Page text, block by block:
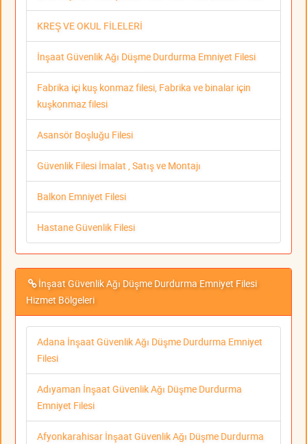
KREŞ VE OKUL FİLELERİ
İnşaat Güvenlik Ağı Düşme Durdurma Emniyet Filesi
Fabrika içi kuş konmaz filesi, Fabrika ve binalar için
kuşkonmaz filesi
Asansör Boşluğu Filesi
Güvenlik Filesi İmalat , Satış ve Montajı
Balkon Emniyet Filesi
Hastane Güvenlik Filesi
İnşaat Güvenlik Ağı Düşme Durdurma Emniyet Filesi
Hizmet Bölgeleri
Adana İnşaat Güvenlik Ağı Düşme Durdurma Emniyet
Filesi
Adıyaman İnşaat Güvenlik Ağı Düşme Durdurma
Emniyet Filesi
Afyonkarahisar İnşaat Güvenlik Ağı Düşme Durdurma